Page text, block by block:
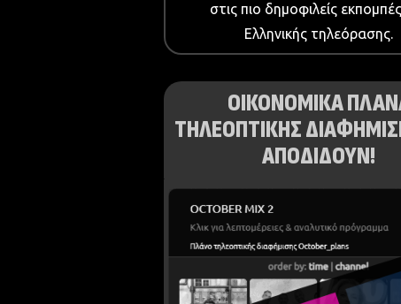
στις πιο δημοφιλείς
Ελληνικής τηλεόρασης.
ΟΙΚΟΝΟΜΙΚΑ
ΤΗΛΕΟΠΤΙΚΗΣ
ΑΠΟΔΙΔΟΥΝ!